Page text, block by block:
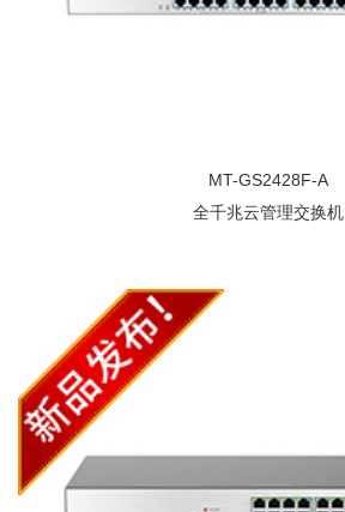
MT-GS2428F-A
全千兆云管理交换机